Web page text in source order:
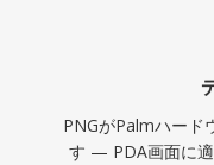
PNGがPalmハード
す — PDA画面に適